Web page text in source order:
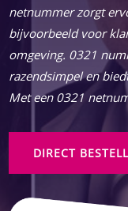
netnummer zorgt
bijvoorbeeld voor
omgeving. 0321
razendsimpel en
Met een 0321
DIRECT